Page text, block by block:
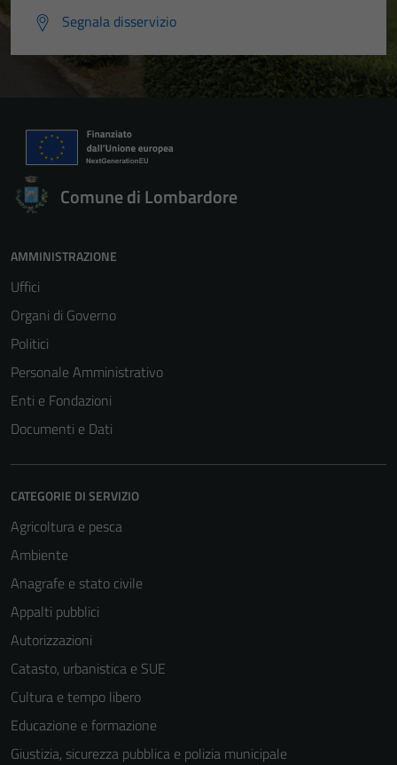
Segnala disservizio
Comune di Lombardore
AMMINISTRAZIONE
Uffici
Organi di Governo
Politici
Personale Amministrativo
Enti e Fondazioni
Documenti e Dati
CATEGORIE DI SERVIZIO
Agricoltura e pesca
Ambiente
Anagrafe e stato civile
Appalti pubblici
Autorizzazioni
Catasto, urbanistica e SUE
Cultura e tempo libero
Educazione e formazione
Giustizia, sicurezza pubblica e polizia municipale
funzionamento